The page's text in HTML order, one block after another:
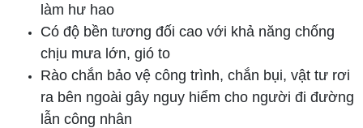
làm hư hao
Có độ bền tương đối cao với khả năng chống
chịu mưa lớn, gió to
Rào chắn bảo vệ công trình, chắn bụi, vật tư rơi
ra bên ngoài gây nguy hiểm cho người đi đường
lẫn công nhân